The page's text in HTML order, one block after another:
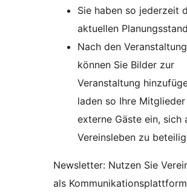
Sie haben so jederzeit
aktuellen
Nach den
können Sie Bilder zur
Veranstaltung
laden so Ihre Mitglieder
externe Gäste ein, sich
Vereinsleben zu
Newsletter: Nutzen Sie
als Kommunikationsplattform